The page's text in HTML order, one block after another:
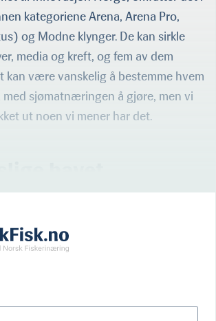
kategoriene Arena, Arena Pro,
og Modne klynger. De kan sirkle
media og kreft, og fem av dem
kan være vanskelig å bestemme hvem
med sjømatnæringen å gjøre, men vi
ut noen vi mener har det.